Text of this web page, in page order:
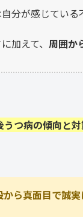
分が感じてい
加えて、 周囲か
つ病の傾向と対
ら真面目で誠